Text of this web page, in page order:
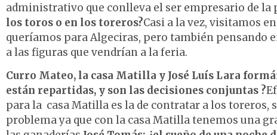
administrativo que conlleva el ser empresario de la
los toros o en los toreros?Casi a la vez, visitamos
queríamos para Algeciras, pero también pensando
a las figuras que vendrían a la feria.
Curro Mateo, la casa Matilla y José Luís Lara
están repartidas, y son las decisiones conjuntas ?
para la casa Matilla es la de contratar a los
problema ya que con la casa Matilla tenemos una